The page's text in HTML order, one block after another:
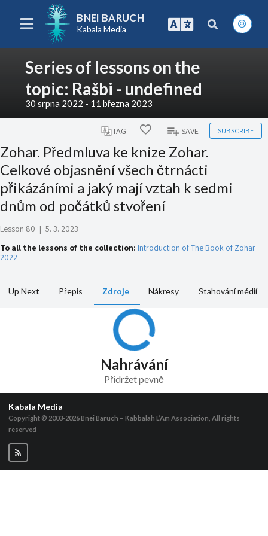
BNEI BARUCH
Kabala Media
Series of lessons on the
topic: Rašbi - undefined
30 srpna 2022 - 11 března 2023
TAG SAVE SUBSCRIBE
Zohar. Předmluva ke knize Zohar.
Celkové objasnění všech čtrnácti
přikázáními a jaký mají vztah k sedmi
dnům od počátků stvoření
Lesson 80 | 5. 3. 2023
To all the lessons of the collection: Introduction of The Book of Zohar
2022
Up Next Přepis Zdroje Nákresy Stahování médií
Nahrávání
Přidržet pevně
Kabala Media
Copyright © 2003-2026Bnei Baruch – Kabbalah L’Am Association, All rights
reserved